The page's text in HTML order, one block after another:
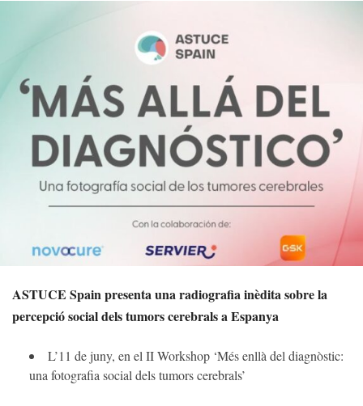
ASTUCE Spain presenta una radiografia inèdita sobre la
percepció social dels tumors cerebrals a Espanya
L’11 de juny, en el II Workshop ‘Més enllà del diagnòstic:
una fotografia social dels tumors cerebrals’